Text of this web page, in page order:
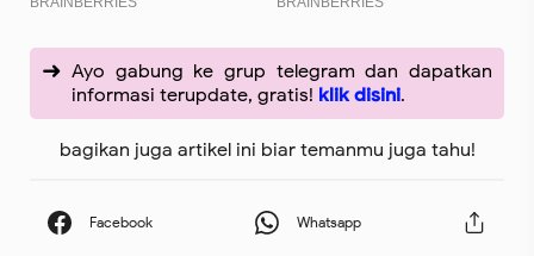
Ayo gabung ke grup telegram dan dapatkan
informasi terupdate, gratis! klik disini.
bagikan juga artikel ini biar temanmu juga tahu!